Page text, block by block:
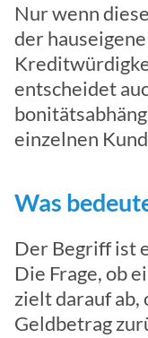
Nur wenn
der
entscheidet
einzelnen
Was
Der Begriff ist
Die Frage, ob
zielt darauf ab,
Geldbetrag